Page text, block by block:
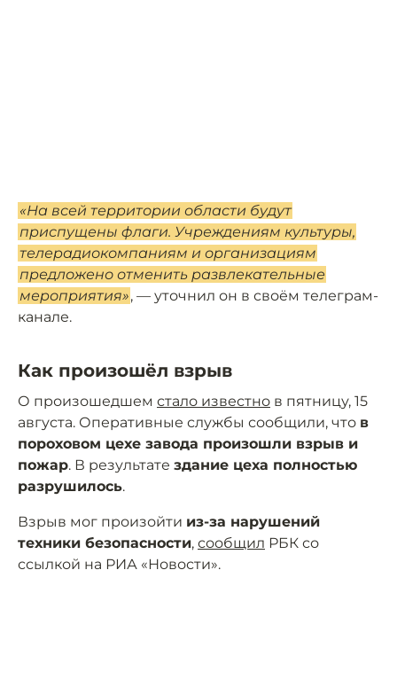
«На всей территории области будут
приспущены флаги. Учреждениям культуры,
телерадиокомпаниям и организациям
предложено отменить развлекательные
мероприятия», — уточнил он в своём телеграм-
канале.
Как произошёл взрыв
О произошедшем стало известно в пятницу, 15
августа. Оперативные службы сообщили, что в
пороховом цехе завода произошли взрыв и
пожар. В результате здание цеха полностью
разрушилось.
Взрыв мог произойти из-за нарушений
техники безопасности, сообщил РБК со
ссылкой на РИА «Новости».